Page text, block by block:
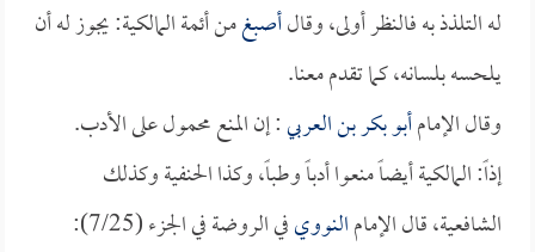
له التلذذ به فالنظر أولى، وقالأصبغمن أئمة المالكية: يجوز له أن
يلحسه بلسانه، كما تقدم معنا.
وقال الإمامأبو بكر بن العربي: إن المنع محمول على الأدب.
إذاً: المالكية أيضاً منعوا أدباً وطباً، وكذا الحنفية وكذلك
الشافعية، قال الإمامالنووي
في الروضة في الجزء (7/25):